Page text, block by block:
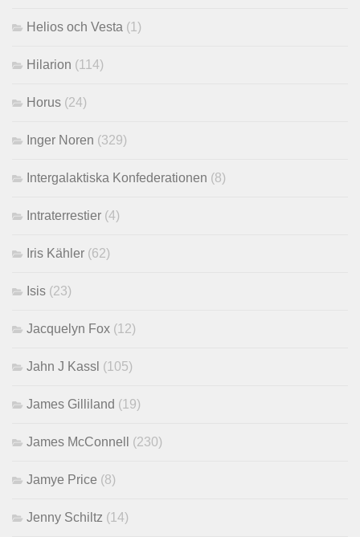
Helios och Vesta (1)
Hilarion (114)
Horus (24)
Inger Noren (329)
Intergalaktiska Konfederationen (8)
Intraterrestier (4)
Iris Kähler (62)
Isis (23)
Jacquelyn Fox (12)
Jahn J Kassl (105)
James Gilliland (19)
James McConnell (230)
Jamye Price (8)
Jenny Schiltz (14)